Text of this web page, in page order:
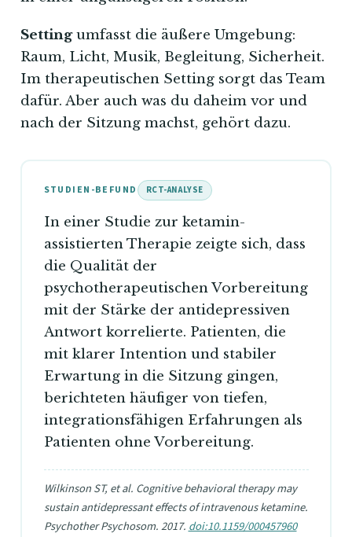
Settingumfasst die äußere Umgebung:
Raum, Licht, Musik, Begleitung, Sicherheit.
Im therapeutischen Setting sorgt das Team
dafür. Aber auch was du daheim vor und
nach der Sitzung machst, gehört dazu.
STUDIEN-BEFUND RCT-ANALYSE
In einer Studie zur ketamin-
assistierten Therapie zeigte sich, dass
die Qualität der
psychotherapeutischen Vorbereitung
mit der Stärke der antidepressiven
Antwort korrelierte. Patienten, die
mit klarer Intention und stabiler
Erwartung in die Sitzung gingen,
berichteten häufiger von tiefen,
integrationsfähigen Erfahrungen als
Patienten ohne Vorbereitung.
Wilkinson ST, et al. Cognitive behavioral therapy may
sustain antidepressant effects of intravenous ketamine.
Psychother Psychosom. 2017. doi:10.1159/000457960